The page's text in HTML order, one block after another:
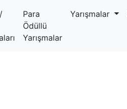
Para
Ödüllü
Yarışmalar
Yarışmalar